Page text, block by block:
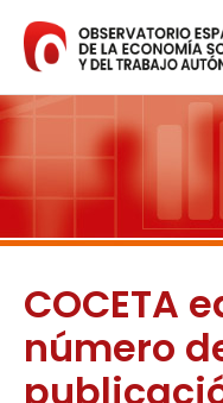
contenido
COCETA
número